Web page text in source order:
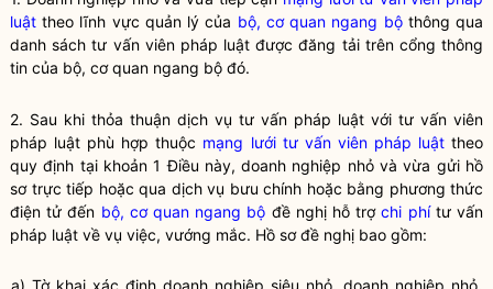
luật theo lĩnh vực quản lý của bộ, cơ quan ngang bộthông qua
danh sách tư vấn viên pháp luật được đăng tải trên cổng thông
tin của bộ, cơ quan ngang bộ đó.
2. Sau khi thỏa thuận dịch vụ tư vấn pháp luật với tư vấn viên
pháp luật phù hợp thuộc mạng lưới tư vấn viên pháp luậttheo
quy định tại khoản 1 Điều này, doanh nghiệp nhỏ và vừa gửi hồ
sơ trực tiếp hoặc qua dịch vụ bưu chính hoặc bằng phương thức
điện tử đến bộ, cơ quan ngang bộ đề nghị hỗ trợchi phítư vấn
pháp luật về vụ việc, vướng mắc. Hồ sơ đề nghị bao gồm:
a) Tờ khai xác định doanh nghiệp siêu nhỏ, doanh nghiệp nhỏ,